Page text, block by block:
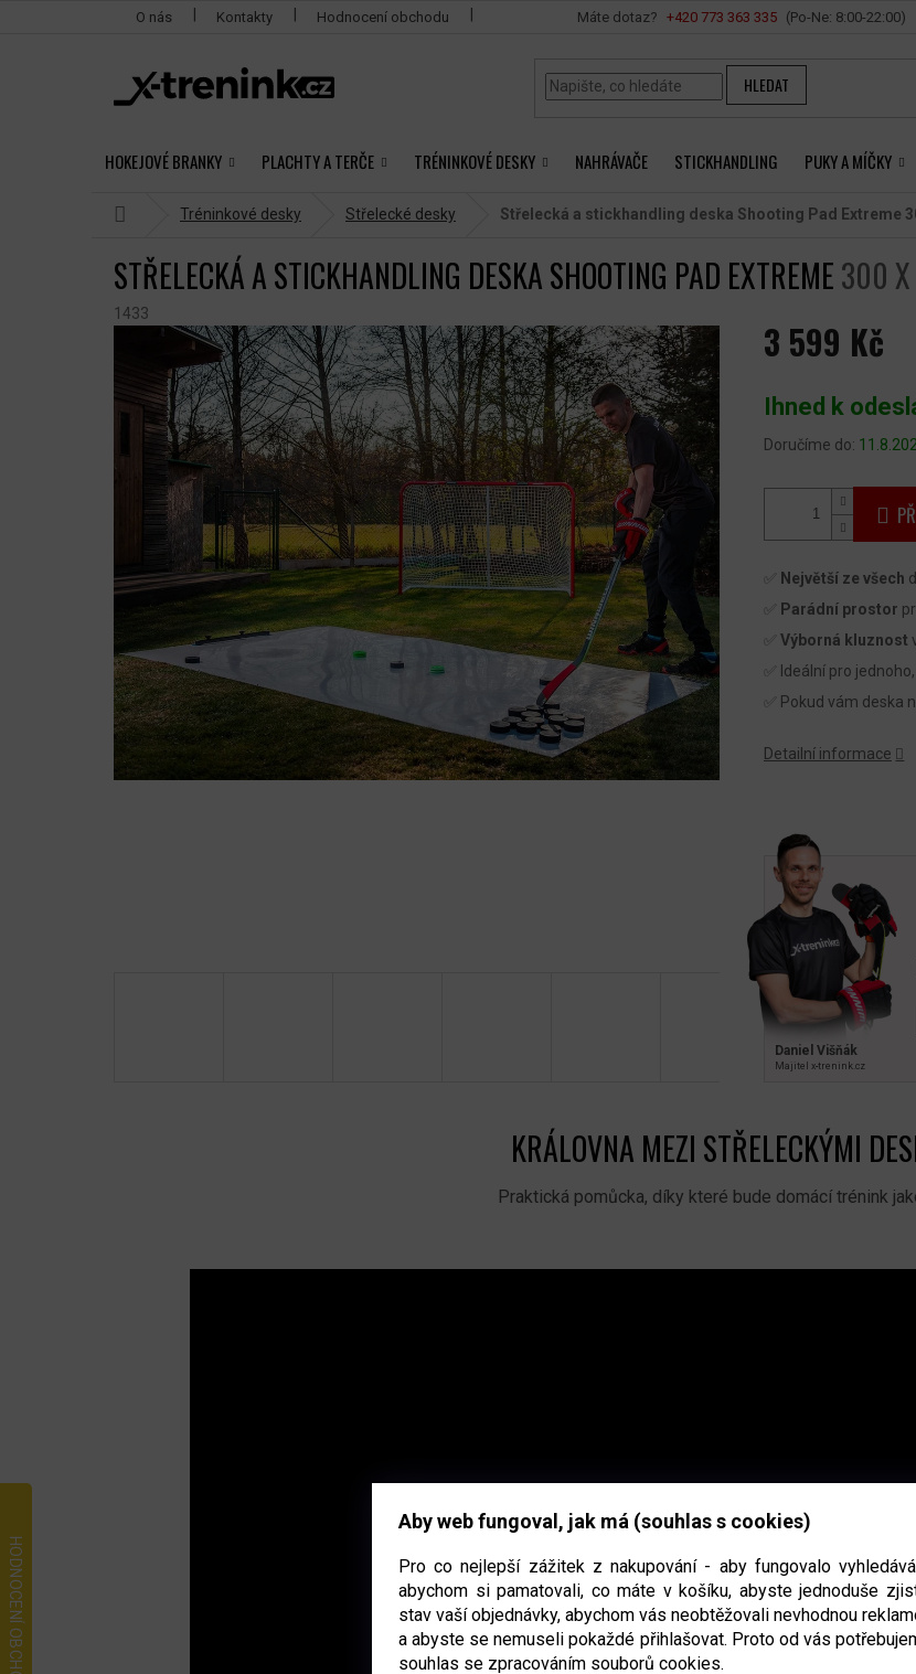
Aby web fungoval, jak má (souhlas s cookies)
Pro co nejlepší zážitek z nakupování - aby fungovalo
abychom si pamatovali, co máte v košíku, abyste jednoduše
stav vaší objednávky, abychom vás neobtěžovali nevhodnou
a abyste se nemuseli pokaždé přihlašovat. Proto od vás
souhlas se zpracováním souborů cookies.
+420 ‭773 363 335
O nás Kontakty Hodnocení obchodu Vše o nákupu
HLEDAT
HOKEJOVÉ BRANKY PLACHTY A TERČE TRÉNINKOVÉ DESKY NAHRÁVAČE STICKHANDLING PUKY A MÍČKY
Tréninkové desky Střelecké desky Střelecká a stickhandling deska Shooting Pad Extreme
STŘELECKÁ A STICKHANDLING DESKA SHOOTING PAD EXTREME300
1433
3 599 Kč
cena:
Ihned k
Doručíme do:
Největší ze všech
Parádní prostor
Výborná kluznost
Ideální pro
Pokud vám deska
Detailní informace
Daniel Višňák
Majitel x‑trenink.cz
KRÁLOVNA MEZI STŘELECKÝMI
Praktická pomůcka, díky které bude domácí trénink